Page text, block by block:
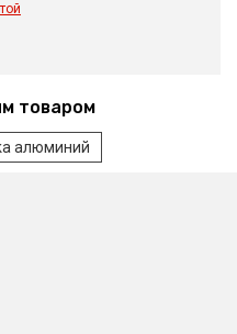
товаром
алюминий